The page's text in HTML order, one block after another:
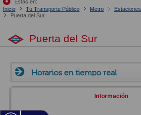
Estás en:
Inicio
Tu Transporte Público Metro
Estaciones
Puerta del Sur
Puerta del Sur
Horarios en tiempo real
Información